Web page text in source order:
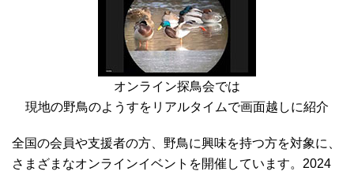
オンライン探鳥会では
現地の野鳥のようすをリアルタイムで画面越しに紹介
全国の会員や支援者の方、野鳥に興味を持つ方を対象に、
さまざまなオンラインイベントを開催しています。2024